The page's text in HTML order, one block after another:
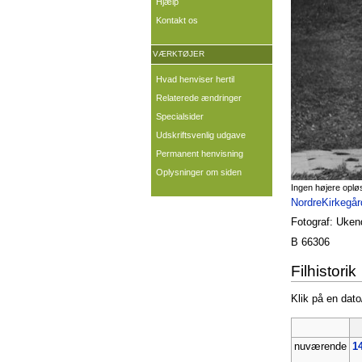
Ingen højere
Fotograf:
B 66306
Filhistorik
Klik på en
nuværende
Kontakt os
VÆRKTØJER
Hvad henviser hertil
Relaterede ændringer
Specialsider
Udskriftsvenlig udgave
Permanent henvisning
Oplysninger om siden